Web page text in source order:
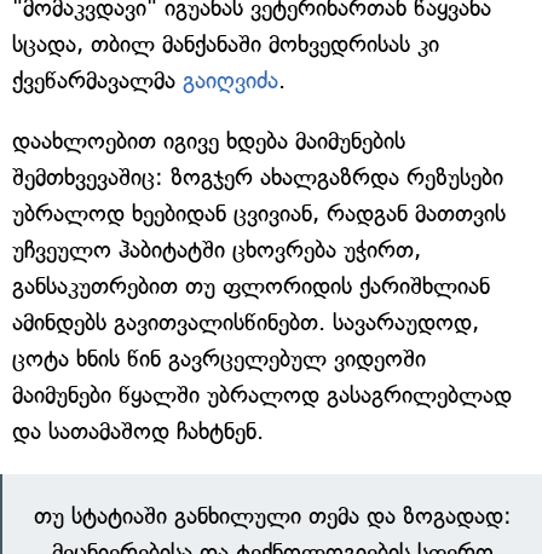
"მომაკვდავი" იგუანას ვეტერინართან წაყვანა
სცადა, თბილ მანქანაში მოხვედრისას კი
ქვეწარმავალმა გაიღვიძა.
დაახლოებით იგივე ხდება მაიმუნების
შემთხვევაშიც: ზოგჯერ ახალგაზრდა რეზუსები
უბრალოდ ხეებიდან ცვივიან, რადგან მათთვის
უჩვეულო ჰაბიტატში ცხოვრება უჭირთ,
განსაკუთრებით თუ ფლორიდის ქარიშხლიან
ამინდებს გავითვალისწინებთ. სავარაუდოდ,
ცოტა ხნის წინ გავრცელებულ ვიდეოში
მაიმუნები წყალში უბრალოდ გასაგრილებლად
და სათამაშოდ ჩახტნენ.
თუ სტატიაში განხილული თემა და ზოგადად: